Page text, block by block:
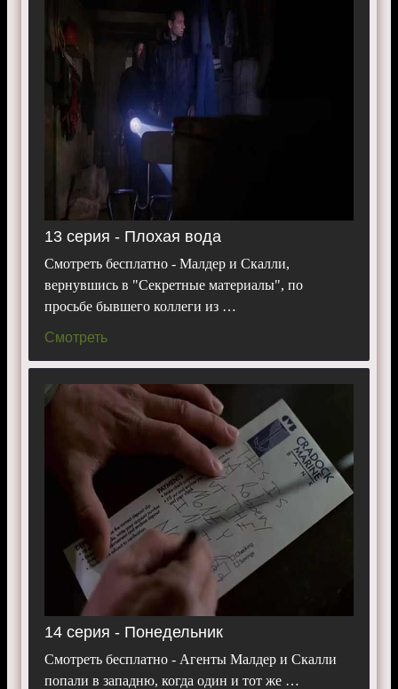
13 серия - Плохая вода
Смотреть бесплатно - Малдер и Скалли,
вернувшись в "Секретные материалы", по
просьбе бывшего коллеги из …
Смотреть
14 серия - Понедельник
Смотреть бесплатно - Агенты Малдер и Скалли
попали в западню, когда один и тот же …